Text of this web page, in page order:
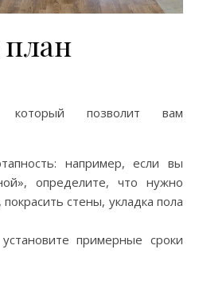
план
который позволит вам
например, если вы
определите, что нужно
стены, укладка пола
примерные сроки